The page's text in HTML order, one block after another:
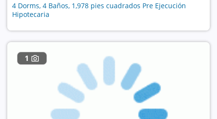
4 Dorms, 4 Baños, 1,978 pies cuadrados Pre Ejecución
Hipotecaria
1